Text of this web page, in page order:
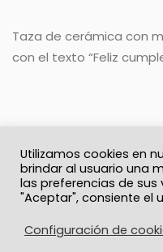
Taza de cerámica con
con el texto “Feliz
© 2026
Política de privacidad
Utilizamos cookies en
brindar al usuario una
las preferencias de sus
"Aceptar", consiente el
Configuración de